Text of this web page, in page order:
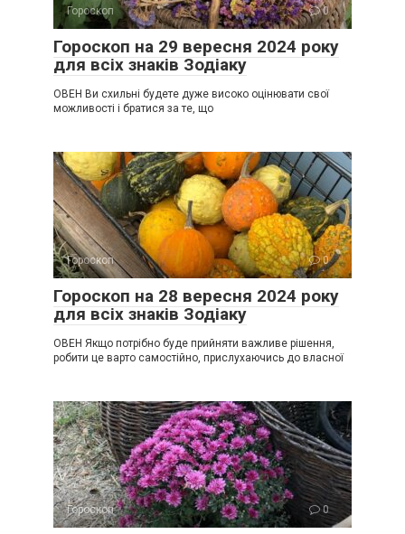
Гороскоп 0
Гороскоп на 29 вересня 2024 року
для всіх знаків Зодіаку
ОВЕН Ви схильні будете дуже високо оцінювати свої
можливості і братися за те, що
Гороскоп 0
Гороскоп на 28 вересня 2024 року
для всіх знаків Зодіаку
ОВЕН Якщо потрібно буде прийняти важливе рішення,
робити це варто самостійно, прислухаючись до власної
Гороскоп 0